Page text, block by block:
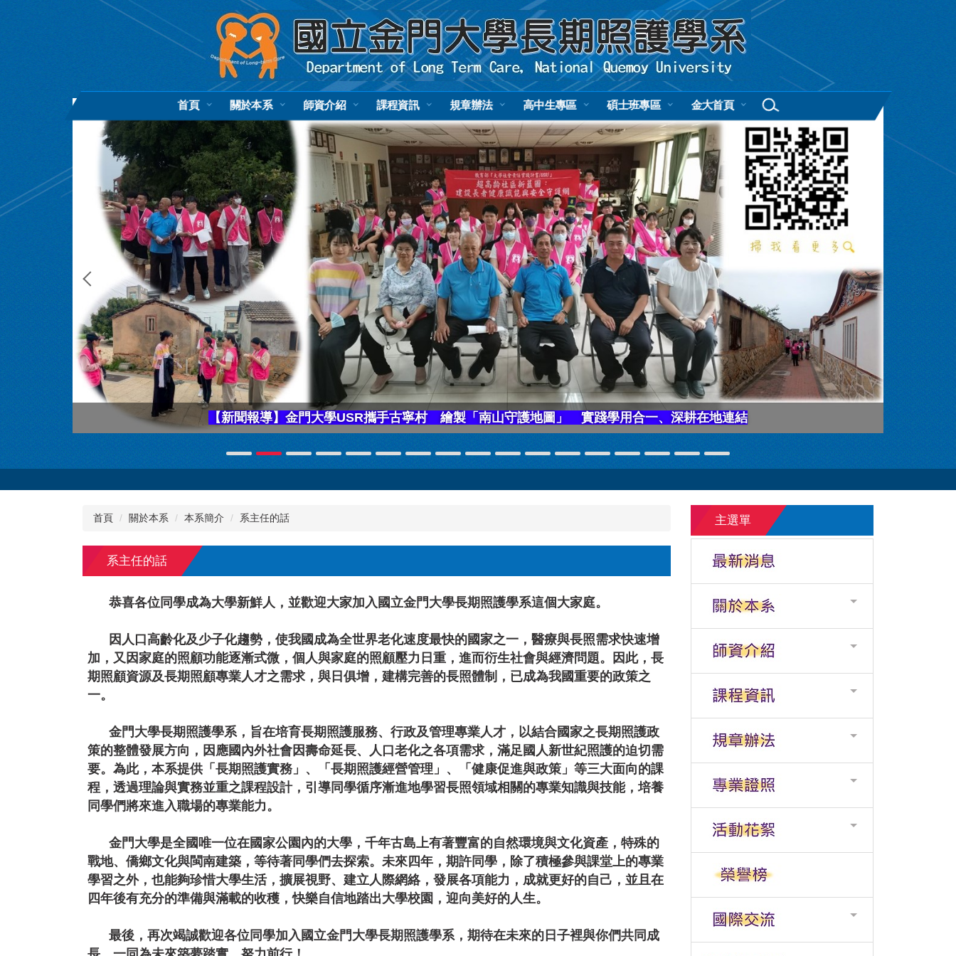
首頁 關於本系 師資介紹 課程資訊 規章辦法 高中生專區 碩士班專區 金大首頁
【新聞報導】金門大學USR攜手古寧村 繪製「南山守護地圖」 實踐學用合一、深耕在地連結
首頁 關於本系 本系簡介 系主任的話
系主任的話
恭喜各位同學成為大學新鮮人，並歡迎大家加入國立金門大學長期照護學系這個大家庭。
因人口高齡化及少子化趨勢，使我國成為全世界老化速度最快的國家之一，醫療與長照需求快速增
加，又因家庭的照顧功能逐漸式微，個人與家庭的照顧壓力日重，進而衍生社會與經濟問題。因此，長
期照顧資源及長期照顧專業人才之需求，與日俱增，建構完善的長照體制，已成為我國重要的政策之
一。
金門大學長期照護學系，旨在培育長期照護服務、行政及管理專業人才，以結合國家之長期照護政
策的整體發展方向，因應國內外社會因壽命延長、人口老化之各項需求，滿足國人新世紀照護的迫切需
要。為此，本系提供「長期照護實務」、「長期照護經營管理」、「健康促進與政策」等三大面向的課
程，透過理論與實務並重之課程設計，引導同學循序漸進地學習長照領域相關的專業知識與技能，培養
同學們將來進入職場的專業能力。
金門大學是全國唯一位在國家公園內的大學，千年古島上有著豐富的自然環境與文化資產，特殊的
戰地、僑鄉文化與閩南建築，等待著同學們去探索。未來四年，期許同學，除了積極參與課堂上的專業
學習之外，也能夠珍惜大學生活，擴展視野、建立人際網絡，發展各項能力，成就更好的自己，並且在
四年後有充分的準備與滿載的收穫，快樂自信地踏出大學校園，迎向美好的人生。
最後，再次竭誠歡迎各位同學加入國立金門大學長期照護學系，期待在未來的日子裡與你們共同成
主選單